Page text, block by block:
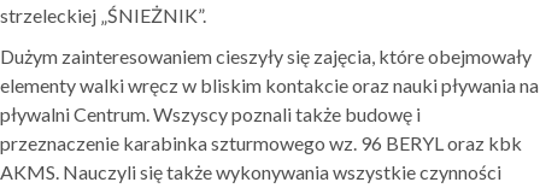
strzeleckiej „ŚNIEŻNIK”.
Dużym zainteresowaniem cieszyły się zajęcia, które obejmowały
elementy walki wręcz w bliskim kontakcie oraz nauki pływania na
pływalni Centrum. Wszyscy poznali także budowę i
przeznaczenie karabinka szturmowego wz. 96 BERYL oraz kbk
AKMS. Nauczyli się także wykonywania wszystkie czynności